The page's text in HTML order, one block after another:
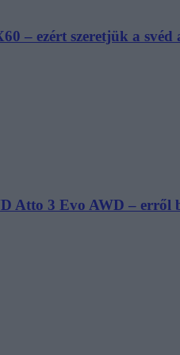
– ezért szeretjük a svéd
Atto 3 Evo AWD – erről